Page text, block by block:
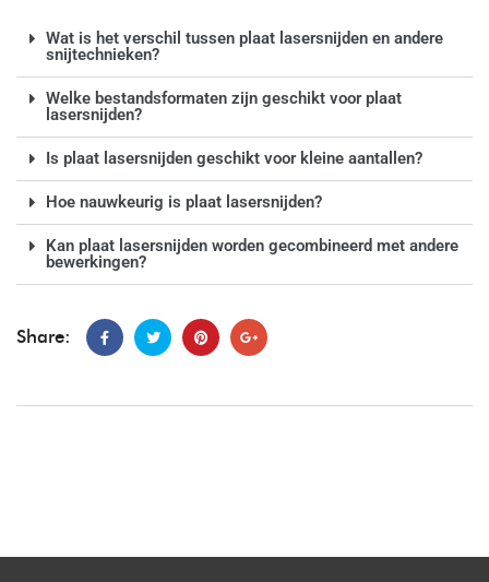
Wat is het verschil tussen plaat lasersnijden en andere
snijtechnieken?
Welke bestandsformaten zijn geschikt voor plaat
lasersnijden?
Is plaat lasersnijden geschikt voor kleine aantallen?
Hoe nauwkeurig is plaat lasersnijden?
Kan plaat lasersnijden worden gecombineerd met andere
bewerkingen?
Share: